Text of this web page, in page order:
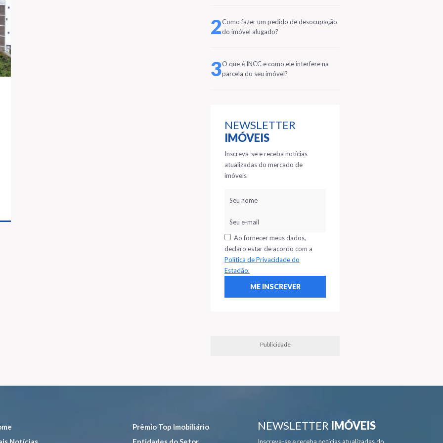
2Como fazer um pedido de desocupação
do imóvel alugado?
3O que é INCC e como ele interfere na
parcela do seu imóvel?
NEWSLETTER
IMÓVEIS
Inscreva-se e receba notícias
atualizadas do mercado de
imóveis
Ao fornecer meus dados,
declaro estar de acordo com a
Política de Privacidade do
Estadão.
Publicidade
Prêmio Top Imobiliário
NEWSLETTER IMÓVEIS